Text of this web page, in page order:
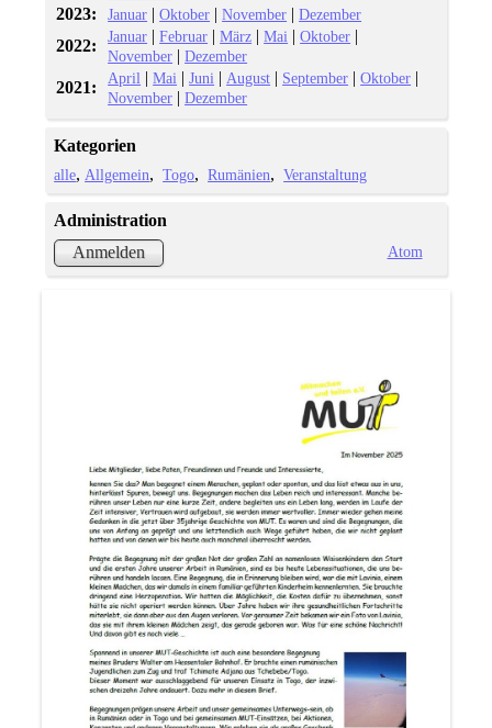
2023: Januar |Oktober |November |Dezember
2022: Januar |Februar |März |Mai |Oktober |
November |Dezember
2021: April |Mai |Juni | August | September |Oktober |
November |Dezember
Kategorien
alle Allgemein Togo Rumänien Veranstaltung
Administration
Anmelden
Atom